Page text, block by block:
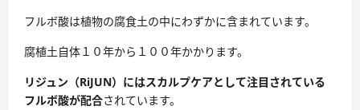
フルボ酸は植物の腐食土の中にわずかに含まれています。
腐植土自体１０年から１００年かかります。
リジュン（RiJUN）にはスカルプケアとして注目されている
フルボ酸が配合されています。